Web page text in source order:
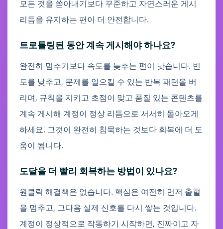
모든 것을 쏟아내기보다 꾸준하고 자연스러운 게시
리듬을 유지하는 편이 더 안전합니다.
트로틀링된 동안 계속 게시해야 하나요?
완전히 멈추기보다 속도를 늦추는 편이 낫습니다. 빈
도를 낮추고, 문제를 일으킬 수 있는 반복 패턴을 버
리며, 규칙을 지키고 초점이 맞고 품질 있는 콘텐츠를
계속 게시해 계정이 정상 리듬으로 서서히 돌아오게
하세요. 그것이 완전히 침묵하는 것보다 회복에 더 도
움이 됩니다.
도달을 더 빨리 회복하는 방법이 있나요?
원클릭 해결책은 없습니다. 핵심은 여전히 먼저 출혈
을 멈추고, 그다음 실제 신호를 다시 쌓는 것입니다.
계정이 정상적으로 작동하기 시작하면, 진짜이고 자